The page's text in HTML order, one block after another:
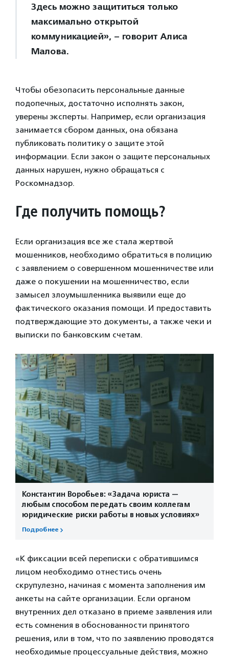
Здесь можно защититься только
максимально открытой
коммуникацией», – говорит Алиса
Малова.
Чтобы обезопасить персональные данные
подопечных, достаточно исполнять закон,
уверены эксперты. Например, если организация
занимается сбором данных, она обязана
публиковать политику о защите этой
информации. Если закон о защите персональных
данных нарушен, нужно обращаться с
Роскомнадзор.
Где получить помощь?
Если организация все же стала жертвой
мошенников, необходимо обратиться в полицию
с заявлением о совершенном мошенничестве или
даже о покушении на мошенничество, если
замысел злоумышленника выявили еще до
фактического оказания помощи. И предоставить
подтверждающие это документы, а также чеки и
выписки по банковским счетам.
Константин Воробьев: «Задача юриста —
любым способом передать своим коллегам
юридические риски работы в новых условиях»
Подробнее
«К фиксации всей переписки с обратившимся
лицом необходимо отнестись очень
скрупулезно, начиная с момента заполнения им
анкеты на сайте организации. Если органом
внутренних дел отказано в приеме заявления или
есть сомнения в обоснованности принятого
решения, или в том, что по заявлению проводятся
необходимые процессуальные действия, можно